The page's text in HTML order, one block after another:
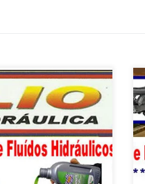
Direção e Bomba
– Taguatinga / DF Ford
e Bomba Hidráulica
/ DF Ford Focus,
Hidráulica com Troca
Fusion, […]